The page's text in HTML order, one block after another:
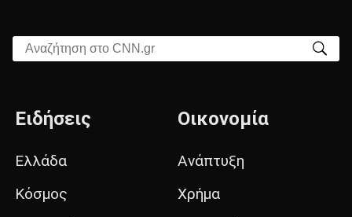
Αναζήτηση στο CNN.gr
Ειδήσεις
Ελλάδα
Κόσμος
Οικονομία
Ανάπτυξη
Χρήμα